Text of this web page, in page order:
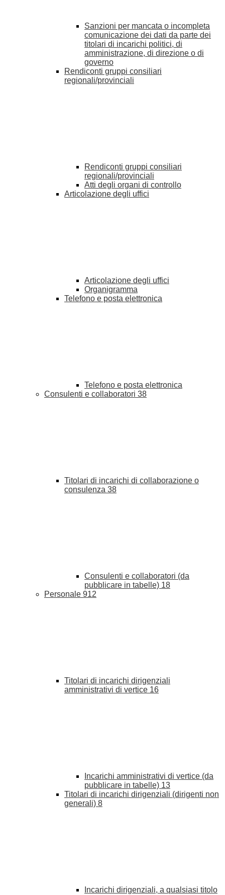
Sanzioni per mancata o incompleta
comunicazione dei dati da parte dei
titolari di incarichi politici, di
amministrazione, di direzione o di
governo
Rendiconti gruppi consiliari
regionali/provinciali
Rendiconti gruppi consiliari
regionali/provinciali
Atti degli organi di controllo
Articolazione degli uffici
Articolazione degli uffici
Organigramma
Telefono e posta elettronica
Telefono e posta elettronica
Consulenti e collaboratori 38
Titolari di incarichi di collaborazione o
consulenza 38
Consulenti e collaboratori (da
pubblicare in tabelle) 18
Personale 912
Titolari di incarichi dirigenziali
amministrativi di vertice 16
Incarichi amministrativi di vertice (da
pubblicare in tabelle) 13
Titolari di incarichi dirigenziali (dirigenti non
generali) 8
Incarichi dirigenziali, a qualsiasi titolo